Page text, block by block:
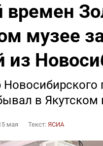
времен
музее
из
в Якутском
мая Текст: ЯСИА